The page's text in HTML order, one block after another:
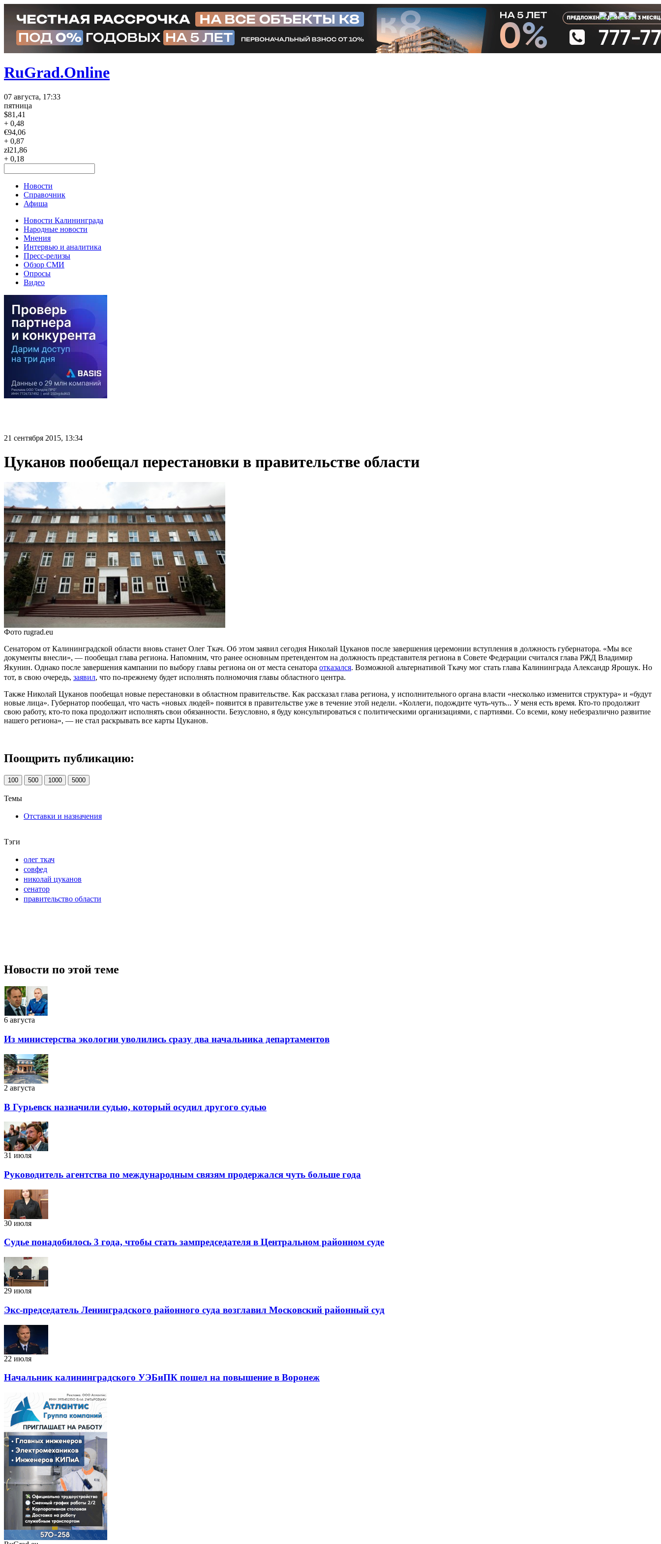
RuGrad.Online
07 августа, 17:33
пятница
$81,41
+ 0,48
€94,06
+ 0,87
zł21,86
+ 0,18
Новости
Справочник
Афиша
Новости Калининграда
Народные новости
Мнения
Интервью и аналитика
Пресс-релизы
Обзор СМИ
Опросы
Видео
21 сентября 2015, 13:34
Цуканов пообещал перестановки в правительстве области
Фото rugrad.eu
Сенатором от Калининградской области вновь станет Олег Ткач. Об этом заявил сегодня Николай Цуканов после завершения церемонии вступления в должность губернатора. «Мы все
документы внесли», — пообещал глава региона. Напомним, что ранее основным претендентом на должность представителя региона в Совете Федерации считался глава РЖД Владимир
Якунин. Однако после завершения кампании по выбору главы региона он от места сенатора отказался. Возможной альтернативой Ткачу мог стать глава Калининграда Александр Ярошук. Но
тот, в свою очередь, заявил, что по-прежнему будет исполнять полномочия главы областного центра.
Также Николай Цуканов пообещал новые перестановки в областном правительстве. Как рассказал глава региона, у исполнительного органа власти «несколько изменится структура» и «будут
новые лица». Губернатор пообещал, что часть «новых людей» появится в правительстве уже в течение этой недели. «Коллеги, подождите чуть-чуть... У меня есть время. Кто-то продолжит
свою работу, кто-то пока продолжит исполнять свои обязанности. Безусловно, я буду консультироваться с политическими организациями, с партиями. Со всеми, кому небезразлично развитие
нашего региона», — не стал раскрывать все карты Цуканов.
Поощрить публикацию:
100 500 1000 5000
Темы
Отставки и назначения
Тэги
олег ткач
совфед
николай цуканов
сенатор
правительство области
Новости по этой теме
6 августа
Из министерства экологии уволились сразу два начальника департаментов
2 августа
В Гурьевск назначили судью, который осудил другого судью
31 июля
Руководитель агентства по международным связям продержался чуть больше года
30 июля
Судье понадобилось 3 года, чтобы стать зампредседателя в Центральном районном суде
29 июля
Экс-председатель Ленинградского районного суда возглавил Московский районный суд
22 июля
Начальник калининградского УЭБиПК пошел на повышение в Воронеж